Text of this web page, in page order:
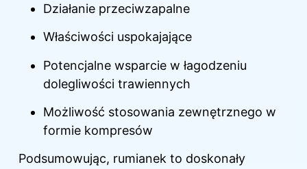
Działanie przeciwzapalne
Właściwości uspokajające
Potencjalne wsparcie w łagodzeniu
dolegliwości trawiennych
Możliwość stosowania zewnętrznego w
formie kompresów
Podsumowując, rumianek to doskonały